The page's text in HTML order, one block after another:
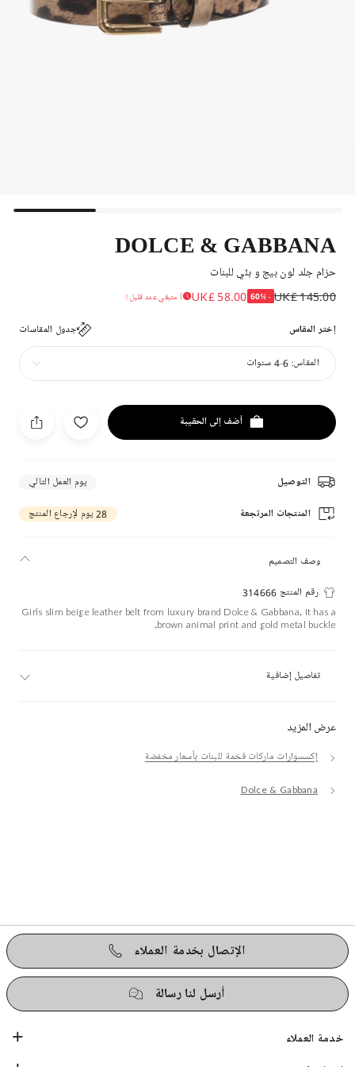
DOLCE & GABBANA
حزام جلد لون بيج و بنّي للبنات
UK£ 145.00
-60%
UK£ 58.00 متبقي عدد قليل !
إختر المقاس جدول المقاسات
المقاس: 6-4 سنوات
أضف إلى الحقيبة
التوصيل يوم العمل التالي
المنتجات المرتجعة 28 يوم لإرجاع المنتج
عرض المزيد
إكسسوارات ماركات فخمة للبنات بأسعار مخفضة
Dolce & Gabbana
وصف التصميم
رقم المنتج 314666
Girls slim beige leather belt from luxury brand Dolce & Gabbana. It has a
brown animal print and gold metal buckle.
تفاصيل إضافية
الإتصال بخدمة العملاء
أرسل لنا رسالة
خدمة العملاء